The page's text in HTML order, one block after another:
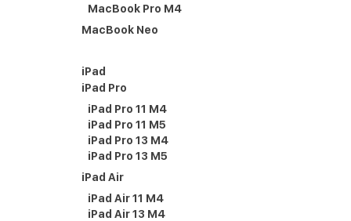
MacBook Pro M4
MacBook Neo
iPad
iPad Pro
iPad Pro 11 M4
iPad Pro 11 M5
iPad Pro 13 M4
iPad Pro 13 M5
iPad Air
iPad Air 11 M4
iPad Air 13 M4